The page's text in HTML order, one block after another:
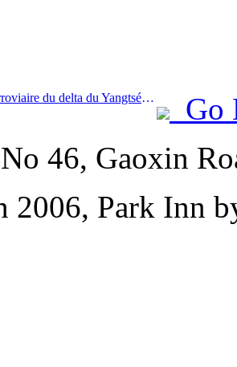
Prev:La ligne ferroviaire du delta du Yangtsé a transporté plus de 21,38 millions de passagers pendant les vacances du 1er mai.
Go
46, Gaoxin
2006, Park Inn